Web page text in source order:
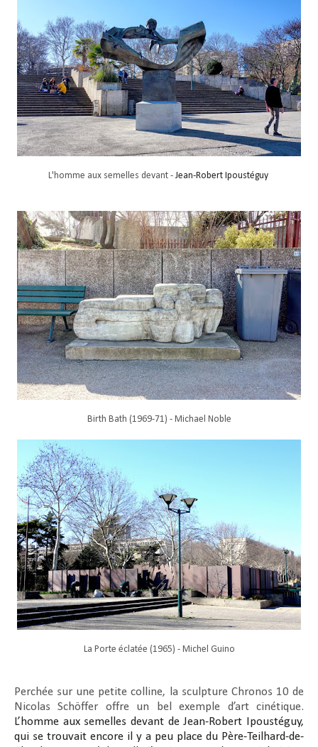
L'homme aux semelles devant - Jean-Robert Ipoustéguy
Birth Bath (1969-71) - Michael Noble
La Porte éclatée (1965) - Michel Guino
Perchée sur une petite colline, la sculpture Chronos 10 de
Nicolas Schöffer offre un bel exemple d’art cinétique.
L’homme aux semelles devant de Jean-Robert Ipoustéguy,
qui se trouvait encore il y a peu place du Père-Teilhard-de-